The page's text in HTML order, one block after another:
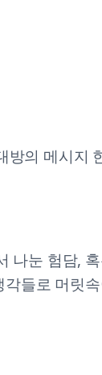
방의 메시지
나눈 험담,
들로 머릿